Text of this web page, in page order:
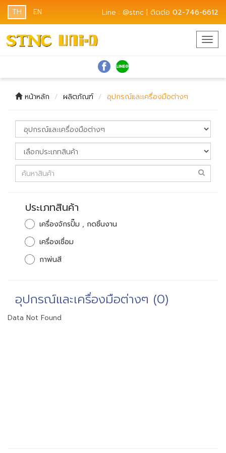
TH EN Line : @stnc | ติดต่อ 02-746-6612
หน้าหลัก ผลิตภัณฑ์ อุปกรณ์และเครื่องมือต่างๆ
ประเภทสินค้า
เครื่องจักรปั๊ม , กดชิ้นงาน
เครื่องเชื่อม
กาพ่นสี
อุปกรณ์และเครื่องมือต่างๆ (0)
Data Not Found